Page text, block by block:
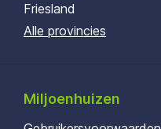
Friesland
Alle provincies
Miljoenhuizen